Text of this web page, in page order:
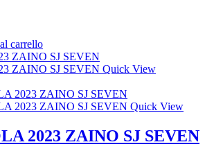
carrello
Quick View
Quick View
2023 ZAINO SJ SEVEN